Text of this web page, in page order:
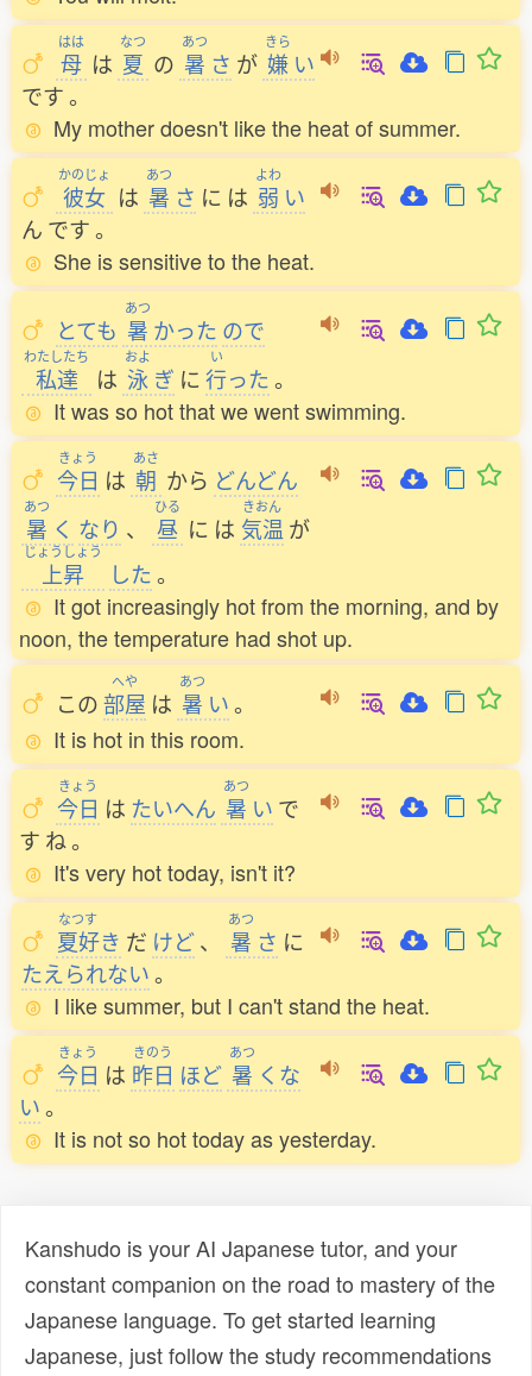
はは
母 は
なつ
夏 の
あつ
暑 さ が
きら
嫌 い
です。
My mother doesn't like the heat of summer.
かのじょ
彼女 は
あつ
暑 さ に は
よわ
弱 い
ん です。
She is sensitive to the heat.
とても
あつ
暑 かった ので
わたしたち
私達 は
およ
泳 ぎ に
い
行った。
It was so hot that we went swimming.
きょう
今日 は
あさ
朝 から どんどん
あつ
暑 く なり 、
ひる
昼 に は
きおん
気温 が
じょうしょう
上昇 した。
It got increasingly hot from the morning, and by
noon, the temperature had shot up.
この
へや
部屋 は
あつ
暑 い。
It is hot in this room.
きょう
今日 は たいへん
あつ
暑 い で
す ね。
It's very hot today, isn't it?
なつす
夏好き だ けど、
あつ
暑 さ に
たえられない。
I like summer, but I can't stand the heat.
きょう
今日 は
きのう
昨日 ほど
あつ
暑 くな
い。
It is not so hot today as yesterday.
Kanshudo is your AI Japanese tutor, and your
constant companion on the road to mastery of the
Japanese language. To get started learning
Japanese, just follow the study recommendations